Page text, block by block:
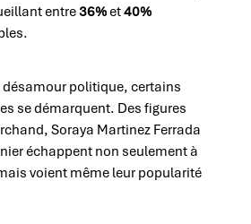
entre36%et40%
politique, certains
se démarquent. Des figures
Soraya Martinez Ferrada
échappent non seulement à
voient même leur popularité